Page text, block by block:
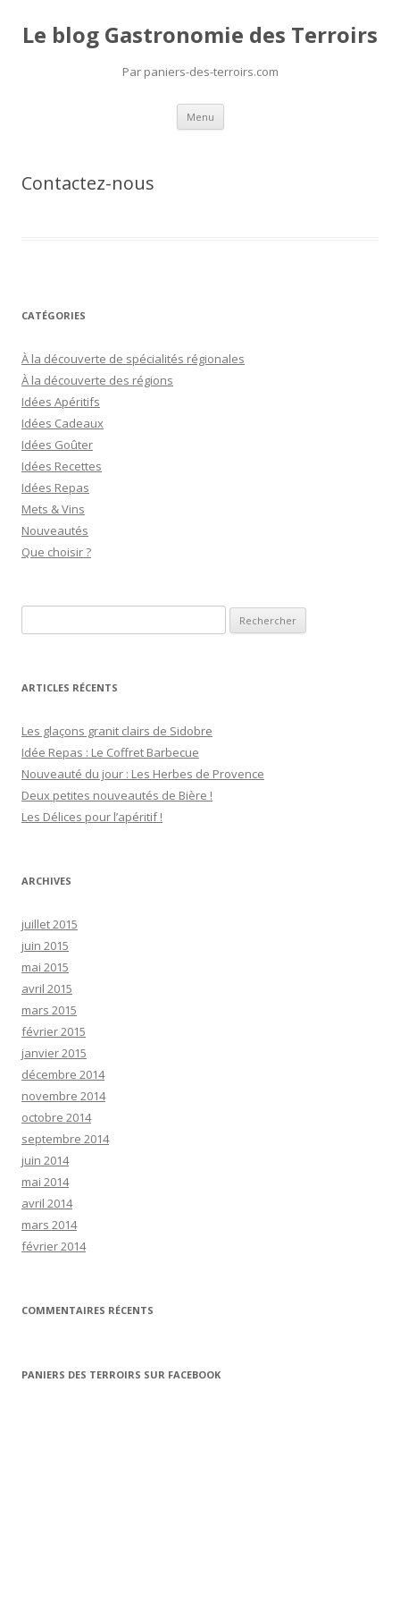
Le blog Gastronomie des Terroirs
Par paniers-des-terroirs.com
Menu Aller
contenu
Contactez-nous
CATÉGORIES
À la découverte de spécialités régionales
À la découverte des régions
Idées Apéritifs
Idées Cadeaux
Idées Goûter
Idées Recettes
Idées Repas
Mets & Vins
Nouveautés
Que choisir ?
e
h
r
c
h
e
r
ARTICLES RÉCENTS
Les glaçons granit clairs de Sidobre
Idée Repas : Le Coffret Barbecue
Nouveauté du jour : Les Herbes de Provence
Deux petites nouveautés de Bière !
Les Délices pour l’apéritif !
ARCHIVES
juillet 2015
juin 2015
mai 2015
avril 2015
mars 2015
février 2015
janvier 2015
décembre 2014
novembre 2014
octobre 2014
septembre 2014
juin 2014
mai 2014
avril 2014
mars 2014
février 2014
COMMENTAIRES RÉCENTS
PANIERS DES TERROIRS SUR FACEBOOK